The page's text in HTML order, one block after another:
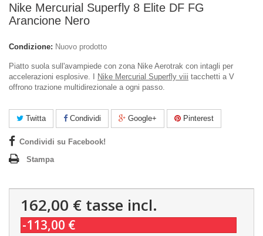
Nike Mercurial Superfly 8 Elite DF FG
Arancione Nero
Condizione: Nuovo prodotto
Piatto suola sull'avampiede con zona Nike Aerotrak con intagli per
accelerazioni esplosive. I
Nike Mercurial Superfly viii tacchetti a V
offrono trazione multidirezionale a ogni passo.
Twitta Condividi Google+ Pinterest
Condividi su Facebook!
Stampa
162,00 € tasse incl.
-113,00 €